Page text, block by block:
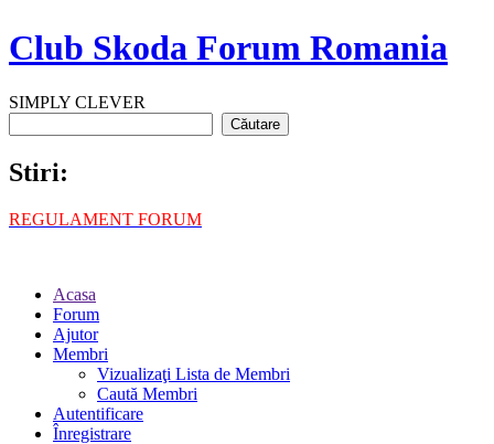
Club Skoda Forum Romania
SIMPLY CLEVER
Stiri:
REGULAMENT FORUM
Acasa
Forum
Ajutor
Membri
Vizualizaţi Lista de Membri
Caută Membri
Autentificare
Înregistrare